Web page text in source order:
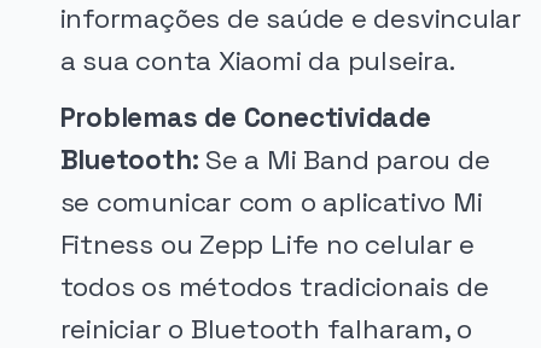
informações de saúde e desvincular
a sua conta Xiaomi da pulseira.
Problemas de Conectividade
Bluetooth: Se a Mi Band parou de
se comunicar com o aplicativo Mi
Fitness ou Zepp Life no celular e
todos os métodos tradicionais de
reiniciar o Bluetooth falharam, o